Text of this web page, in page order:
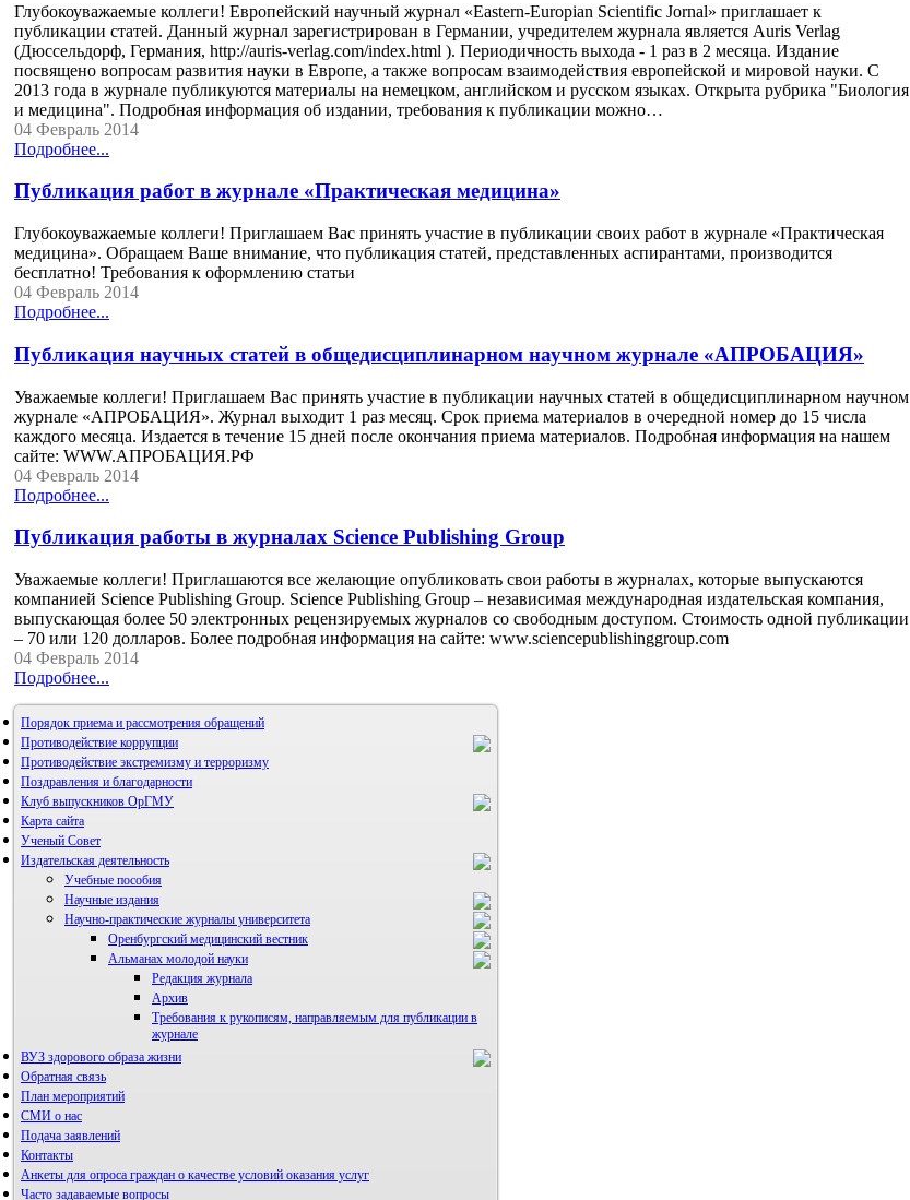
Глубокоуважаемые коллеги! Европейский научный журнал «Eastern-Europian Scientific Jornal» приглашает к
публикации статей. Данный журнал зарегистрирован в Германии, учредителем журнала является Auris Verlag
(Дюссельдорф, Германия, http://auris-verlag.com/index.html ). Периодичность выхода - 1 раз в 2 месяца. Издание
посвящено вопросам развития науки в Европе, а также вопросам взаимодействия европейской и мировой науки. С
2013 года в журнале публикуются материалы на немецком, английском и русском языках. Oткрыта рубрика "Биология
и медицина". Подробная информация об издании, требования к публикации можно…
04 Февраль 2014
Подробнее...
Публикация работ в журнале «Практическая медицина»
Глубокоуважаемые коллеги! Приглашаем Вас принять участие в публикации своих работ в журнале «Практическая
медицина». Обращаем Ваше внимание, что публикация статей, представленных аспирантами, производится
бесплатно! Требования к оформлению статьи
04 Февраль 2014
Подробнее...
Публикация научных статей в общедисциплинарном научном журнале «АПРОБАЦИЯ»
Уважаемые коллеги! Приглашаем Вас принять участие в публикации научных статей в общедисциплинарном научном
журнале «АПРОБАЦИЯ». Журнал выходит 1 раз месяц. Срок приема материалов в очередной номер до 15 числа
каждого месяца. Издается в течение 15 дней после окончания приема материалов. Подробная информация на нашем
сайте: WWW.АПРОБАЦИЯ.РФ
04 Февраль 2014
Подробнее...
Публикация работы в журналах Science Publishing Group
Уважаемые коллеги! Приглашаются все желающие опубликовать свои работы в журналах, которые выпускаются
компанией Science Publishing Group. Science Publishing Group – независимая международная издательская компания,
выпускающая более 50 электронных рецензируемых журналов со свободным доступом. Стоимость одной публикации
– 70 или 120 долларов. Более подробная информация на сайте: www.sciencepublishinggroup.com
04 Февраль 2014
Подробнее...
Порядок приема и рассмотрения обращений
Противодействие коррупции
Противодействие экстремизму и терроризму
Поздравления и благодарности
Клуб выпускников ОрГМУ
Карта сайта
Ученый Совет
Издательская деятельность
Учебные пособия
Научные издания
Научно-практические журналы университета
Оренбургский медицинский вестник
Правила направления, рецензирования и опубликования
Альманах молодой науки
Редакция журнала
Архив
Требования к рукописям, направляемым для публикации в
журнале
ВУЗ здорового образа жизни
Обратная связь
План мероприятий
СМИ о нас
Подача заявлений
Контакты
Анкеты для опроса граждан о качестве условий оказания услуг
Часто задаваемые вопросы